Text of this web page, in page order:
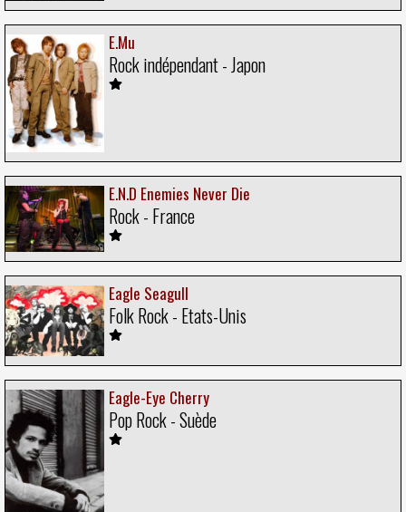
E.Mu
Rock indépendant - Japon
E.N.D Enemies Never Die
Rock - France
Eagle Seagull
Folk Rock - Etats-Unis
Eagle-Eye Cherry
Pop Rock - Suède